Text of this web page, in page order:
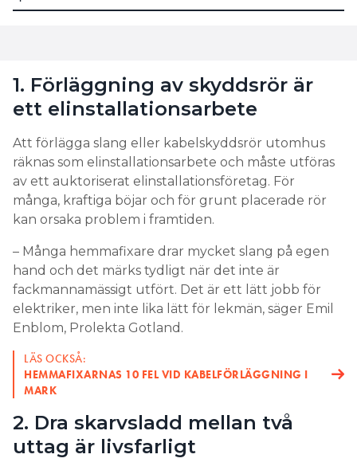
en södervägg.
LÄS OCKSÅ:
GÅ IN MED KABELN GENOM DOSANS OVAN- ELLER
2. I vilka andra delar av villan är
material utsatt?
– Risken för mekanisk skada är större på uppfarter
löper kablar och utanpåliggande apparater större
risk än i mer skyddade miljöer.
3. Vilken höjd ska strömbrytare,
dosor och uttag sitta på?
– Man får anpassa sig till hur kunden vill ha det,
men jag brukar föreslå att strömbrytare ska sitta
användas till brukar jag hålla mig till samma mått
som för strömbrytare. Det viktiga är att det ska vara
1. Förläggning av skyddsrör är
ett elinstallationsarbete
Att förlägga slang eller kabelskyddsrör utomhus
räknas som elinstallationsarbete och måste utföras
av ett auktoriserat elinstallationsföretag. För
många, kraftiga böjar och för grunt placerade rör
kan orsaka problem i framtiden.
– Många hemmafixare drar mycket slang på egen
hand och det märks tydligt när det inte är
fackmannamässigt utfört. Det är ett lätt jobb för
elektriker, men inte lika lätt för lekmän, säger Emil
Enblom, Prolekta Gotland.
LÄS OCKSÅ:
HEMMAFIXARNAS 10 FEL VID KABELFÖRLÄGGNING I
MARK
2. Dra skarvsladd mellan två
uttag är livsfarligt